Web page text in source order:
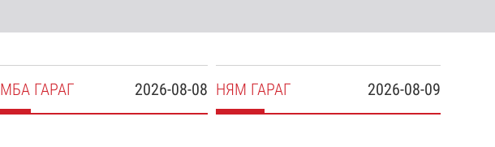
2026-08-08
МБА ГАРАГ 2026-08-09
НЯМ ГАРАГ